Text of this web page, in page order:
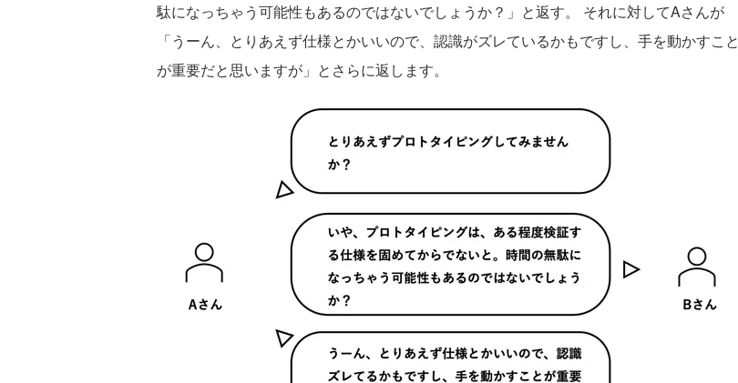
駄になっちゃう可能性もあるのではないでしょうか？」と返す。 それに対してAさんが
「うーん、とりあえず仕様とかいいので、認識がズレているかもですし、手を動かすこと
が重要だと思いますが」とさらに返します。